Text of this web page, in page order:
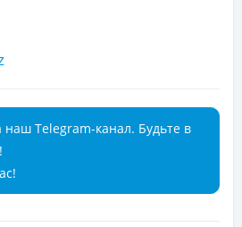
Telegram-канал. Будьте в